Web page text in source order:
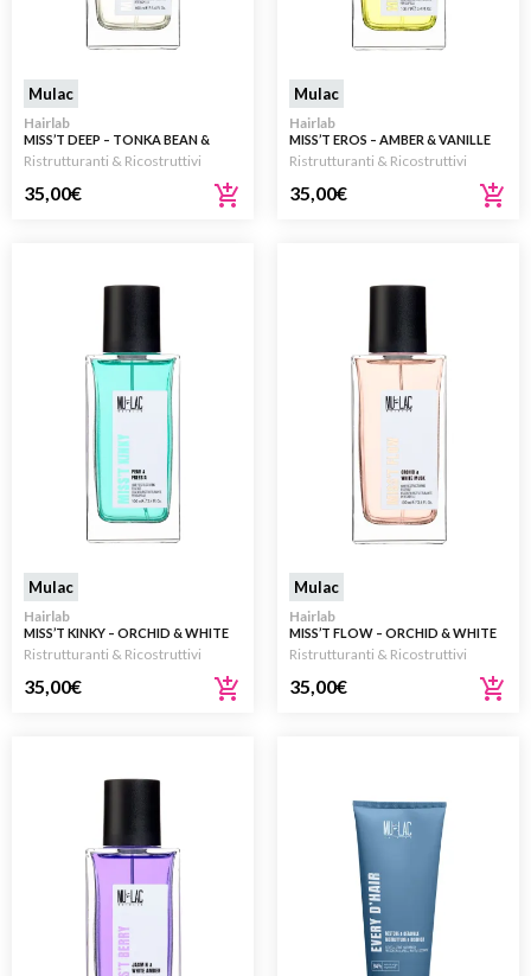
Mulac
Hairlab
MISS’T DEEP – TONKA BEAN &
OUD – ESSENZA
100ML
Ristrutturanti & Ricostruttivi
35,00€
Mulac
Hairlab
MISS’T EROS – AMBER & VANILLE
ESSENZA RISTRUTTURANTE PER
Ristrutturanti & Ricostruttivi
35,00€
Mulac
Hairlab
MISS’T KINKY – ORCHID & WHITE
MUSK ESSENZA RISTRUTTURANTE
Ristrutturanti & Ricostruttivi
35,00€
Mulac
Hairlab
MISS’T FLOW – ORCHID & WHITE
MUSK – ESSENZA
100ML
Ristrutturanti & Ricostruttivi
35,00€